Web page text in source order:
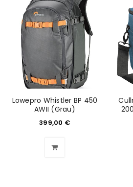
ANMELDEN
Benutzername oder E-Mail-
Passwort*
Anmeldeformular geschützt
Lowepro Whistler BP 450
AWII (Grau)
399,00 €